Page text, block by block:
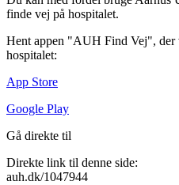
finde vej på hospitalet.
Hent appen "AUH Find Vej", der
hospitalet:
App Store
Google Play
Gå direkte til
Direkte link til denne side:
auh.dk/1047944